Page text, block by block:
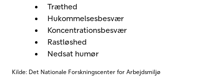
Træthed
Hukommelsesbesvær
Koncentrationsbesvær
Rastløshed
Nedsat humør
Kilde: Det Nationale Forskningscenter for Arbejdsmiljø